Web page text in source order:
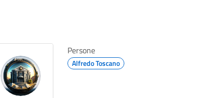
Persone
Alfredo Toscano